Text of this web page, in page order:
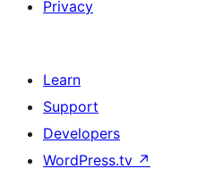
Privacy
Learn
Support
Developers
WordPress.tv ↗